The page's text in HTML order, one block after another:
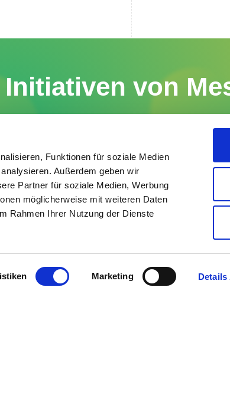
Funktionen für soziale Medien
Außerdem geben wir
Partner für soziale Medien, Werbung
möglicherweise mit weiteren Daten
Rahmen Ihrer Nutzung der Dienste
Marketing Details
von
Klicken Sie unten und erfahren Sie mehr.
EN